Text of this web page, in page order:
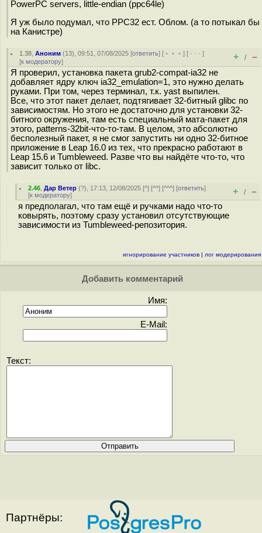
PowerPC servers, little-endian (ppc64le)
Я уж было подумал, что PPC32 ест. Облом. (а то потыкал бы
на Канистре)
1.38 ,Аноним (13), 09:51, 07/08/2025 [ответить] [ ﹢﹢﹢] [ · · ·]
[к модератору] + / –
Я проверил, установка пакета grub2-compat-ia32 не
добавляет ядру ключ ia32_emulation=1, это нужно делать
руками. При том, через терминал, т.к. yast выпилен.
Все, что этот пакет делает, подтягивает 32-битный glibc по
зависимостям. Но этого не достаточно для установки 32-
битного окружения, там есть специальный мата-пакет для
этого, patterns-32bit-что-то-там. В целом, это абсолютно
бесполезный пакет, я не смог запустить ни одно 32-битное
приложение в Leap 16.0 из тех, что прекрасно работают в
Leap 15.6 и Tumbleweed. Разве что вы найдёте что-то, что
зависит только от libc.
2.46 ,Дар Ветер (?), 17:13, 12/08/2025 [^] [^^] [^^^] [ответить]
[к модератору] + / –
я предполагал, что там ещё и ручками надо что-то
ковырять, поэтому сразу установил отсутствующие
зависимости из Tumbleweed-репозитория.
игнорирование участников | лог модерирования
Добавить комментарий
Имя:
E-Mail:
Текст:
Партнёры: